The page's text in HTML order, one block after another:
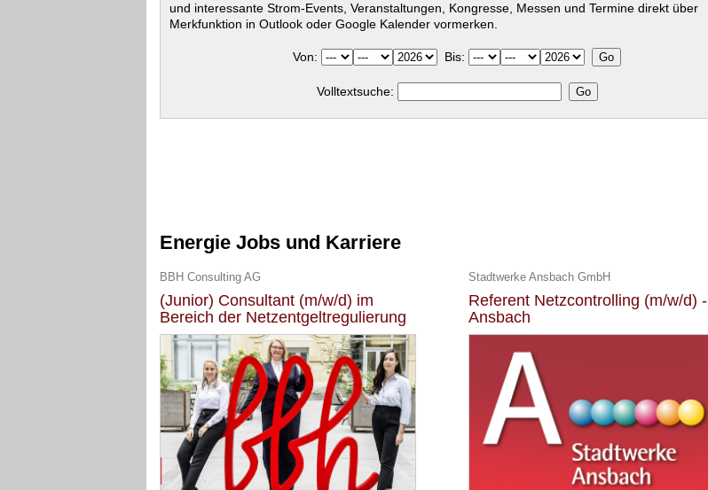
und interessante Strom-Events, Veranstaltungen, Kongresse, Messen und Termine direkt über
Merkfunktion in Outlook oder Google Kalender vormerken.
Von: Bis:
Volltextsuche:
Energie Jobs und Karriere
BBH Consulting AG
(Junior) Consultant (m/w/d) im
Bereich der Netzentgeltregulierung
Stadtwerke Ansbach GmbH
Referent Netzcontrolling (m/w/d) -
Ansbach